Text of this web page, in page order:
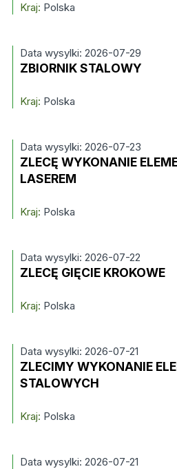
Kraj: Polska
Data wysylki: 2026-07-29
ZBIORNIK STALOWY
Kraj: Polska
Data wysylki: 2026-07-23
ZLECĘ WYKONANIE
LASEREM
Kraj: Polska
Data wysylki: 2026-07-22
ZLECĘ GIĘCIE KROKOWE
Kraj: Polska
Data wysylki: 2026-07-21
ZLECIMY WYKONANIE
STALOWYCH
Kraj: Polska
Data wysylki: 2026-07-21